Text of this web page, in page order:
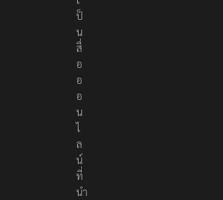
ป็
น
สื่
อ
อ
อ
น
ไ
ล
น์
ที่
นำ